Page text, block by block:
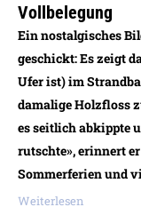
Vollbelegung
Ein nostalgisches
geschickt: Es zeigt
Ufer ist) im
damalige Holzfloss
es seitlich abkippte
rutschte», erinnert
Sommerferien und
Weiterlesen